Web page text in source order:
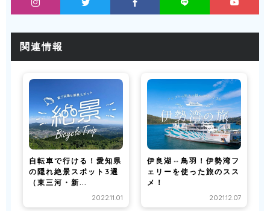
関連情報
自転車で行ける！愛知県
の隠れ絶景スポット3選
（東三河・新...
2022.11.01
伊良湖⇔鳥羽！伊勢湾フ
ェリーを使った旅のスス
メ！
2021.12.07